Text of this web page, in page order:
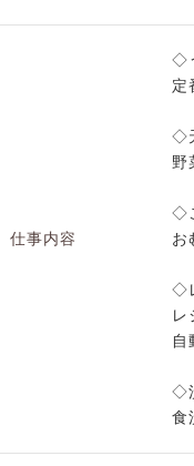
仕事内容
◇
定
◇
野
◇
お
◇
レ
自
◇
食